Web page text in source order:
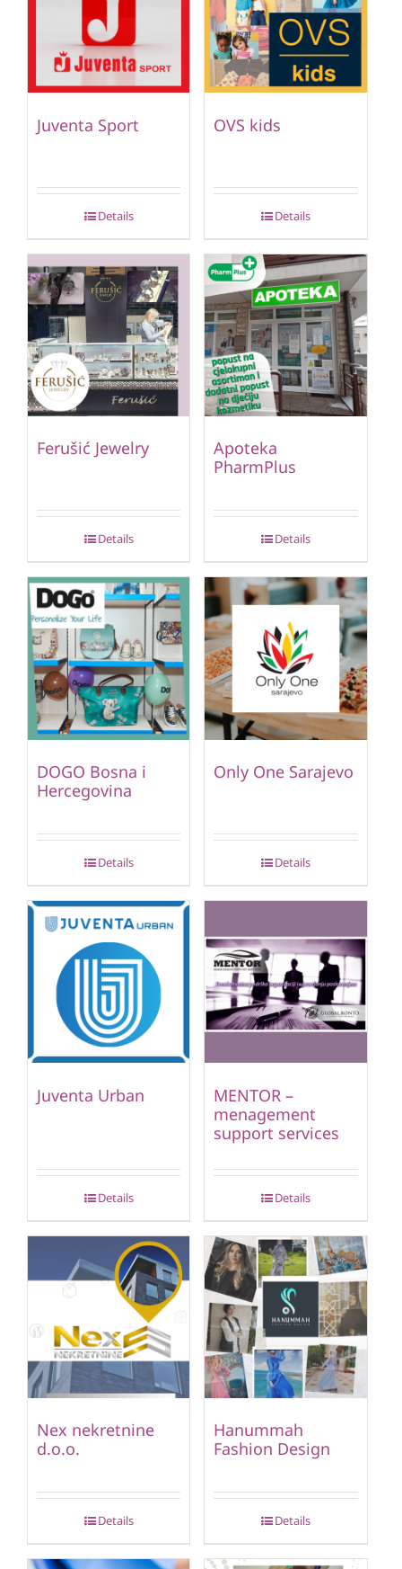
Juventa Sport
Details
OVS kids
Details
Ferušić Jewelry
Details
Apoteka
PharmPlus
Details
DOGO Bosna i
Hercegovina
Details
Only One Sarajevo
Details
Juventa Urban
Details
MENTOR –
menagement
support services
Details
Nex nekretnine
d.o.o.
Details
Hanummah
Fashion Design
Details